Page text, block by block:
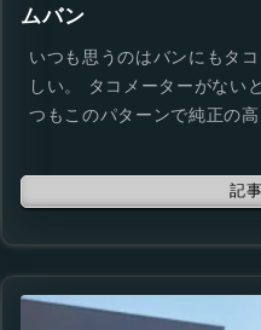
ムバン
いつも思うのはバンにもタ
しい。 タコメーターがない
つもこのパターンで純正の
記